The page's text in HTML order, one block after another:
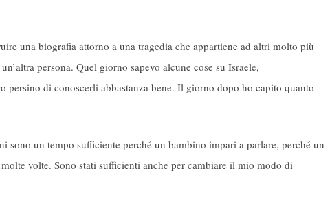
una biografia attorno a una tragedia che appartiene ad altri molto più
persona. Quel giorno sapevo alcune cose su Israele,
persino di conoscerli abbastanza bene. Il giorno dopo ho capito quanto
un tempo sufficiente perché un bambino impari a parlare, perché un
volte. Sono stati sufficienti anche per cambiare il mio modo di